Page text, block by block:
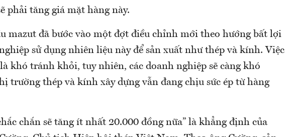
phải tăng giá mặt hàng này.
mazut đã bước vào một đợt điều chỉnh mới theo hướng bất lợi
sử dụng nhiên liệu này để sản xuất như thép và kính. Việc
khó tránh khỏi, tuy nhiên, các doanh nghiệp sẽ càng khó
trường thép và kính xây dựng vẫn đang chịu sức ép từ hàng
chắn sẽ tăng ít nhất 20.000 đồng nữa” là khẳng định của